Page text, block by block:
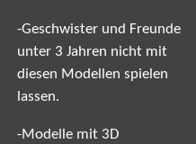
-Geschwister und Freunde
unter 3 Jahren nicht mit
diesen Modellen spielen
lassen.
-Modelle mit 3D